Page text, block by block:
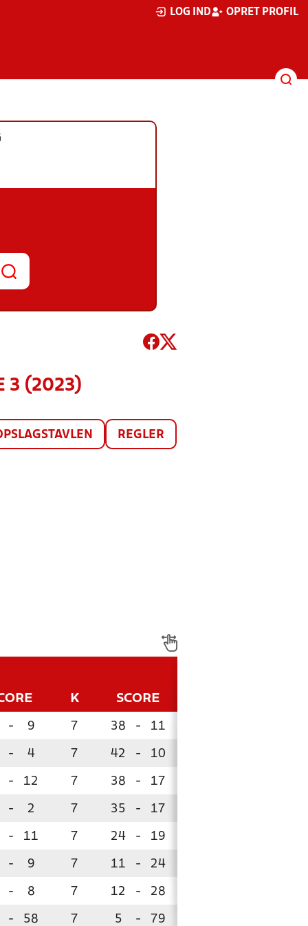
LOG IND OPRET PROFIL
3 (2023)
REGLER
K SCORE
- 9 7 38 - 11
- 4 7 42 - 10
- 12 7 38 - 17
- 2 7 35 - 17
- 11 7 24 - 19
- 9 7 11 - 24
- 8 7 12 - 28
- 58 7 5 - 79